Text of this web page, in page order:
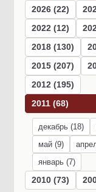
2026 (22)
2022 (12)
2018 (130)
2015 (207)
2012 (195)
2011 (68)
декабрь (18)
май (9)
январь (7)
2010 (73)